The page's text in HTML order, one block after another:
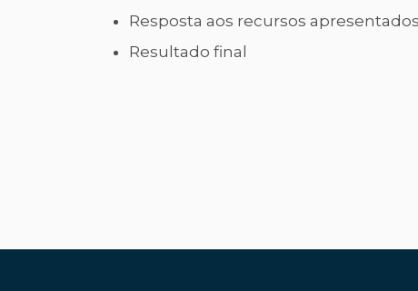
Resposta aos recursos apresentados
Resultado final